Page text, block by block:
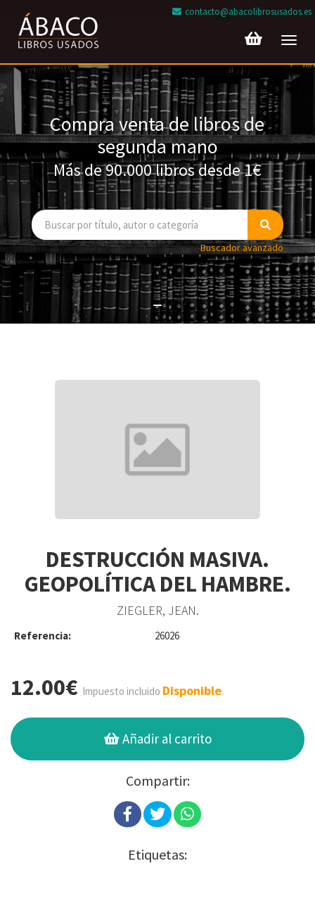
contacto@abacolibrosusados.es
Compra venta de libros de
segunda mano
Más de 90.000 libros desde 1€
Buscador avanzado
DESTRUCCIÓN MASIVA.
GEOPOLÍTICA DEL HAMBRE.
ZIEGLER, JEAN.
Referencia: 26026
12.00€ Impuesto incluido Disponible
Añadir al carrito
Compartir:
Etiquetas: